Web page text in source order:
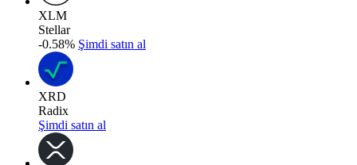
XLM
Stellar
-0.58% Şimdi satın al
XRD
Radix
Şimdi satın al